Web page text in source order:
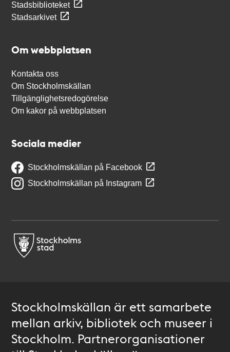
Stadsbiblioteket
Stadsarkivet
Om webbplatsen
Kontakta oss
Om Stockholmskällan
Tillgänglighetsredogörelse
Om kakor på webbplatsen
Sociala medier
Stockholmskällan på Facebook
Stockholmskällan på Instagram
Stockholmskällan är ett samarbete
mellan arkiv, bibliotek och museer i
Stockholm. Partnerorganisationer